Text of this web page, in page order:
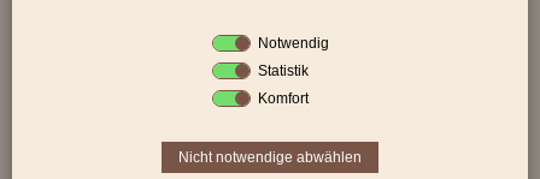
Sie befinden sich in folgender Kategorie:
opak|Linsen/Scheiben
Notwendig
Statistik
Komfort
Nicht notwendige abwählen